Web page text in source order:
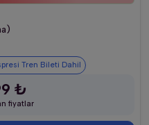
Tren Bileti Dahil
₺
fiyatlar